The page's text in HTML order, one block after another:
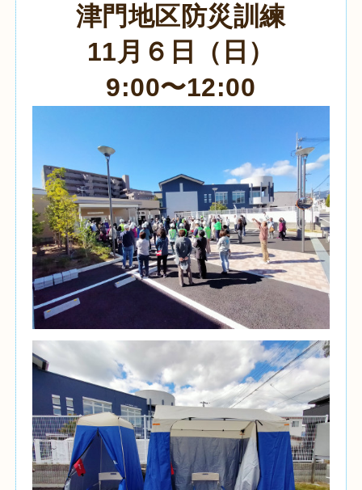
津門地区防災訓練
11月６日（日）
9:00〜12:00